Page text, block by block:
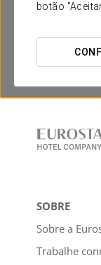
botão
SOBRE
Sobre a
Trabalhe